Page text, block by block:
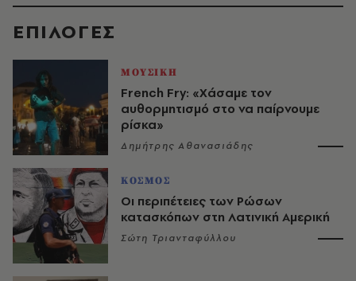
EΠΙΛΟΓΈΣ
ΜΟΥΣΙΚΗ
French Fry: «Χάσαμε τον
αυθορμητισμό στο να παίρνουμε
ρίσκα»
Δημήτρης Αθανασιάδης
ΚΟΣΜΟΣ
Οι περιπέτειες των Ρώσων
κατασκόπων στη Λατινική Αμερική
Σώτη Τριανταφύλλου